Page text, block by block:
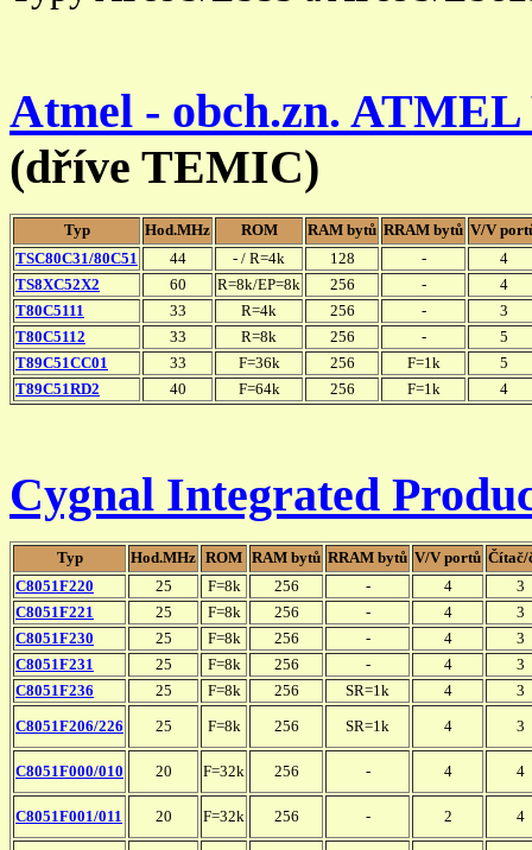
Atmel - obch.zn.
(dříve TEMIC)
Typ Hod.MHz ROM RAM bytů RRAM bytů V/V
TSC80C31/80C51
44 - / R=4k 128 -
4
TS8XC52X2
60 R=8k/EP=8k 256 -
4
T80C5111
33 R=4k 256 -
3
T80C5112
33 R=8k 256 -
5
T89C51CC01
33 F=36k 256 F=1k
5
T89C51RD2
40 F=64k 256 F=1k 4
Cygnal Integrated
Typ Hod.MHz ROM RAM bytů RRAM bytů V/V portů Čítač/
C8051F220
25 F=8k 256 - 4
3
C8051F221
25 F=8k 256 - 4
3
C8051F230
25 F=8k 256 - 4
3
C8051F231
25 F=8k 256 - 4
3
C8051F236
25 F=8k 256 SR=1k 4
3
C8051F206/226
25 F=8k 256 SR=1k 4 3
C8051F000/010 20 F=32k 256 - 4 4
C8051F001/011 20 F=32k 256 - 2 4